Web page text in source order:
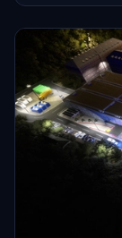
scenarios.